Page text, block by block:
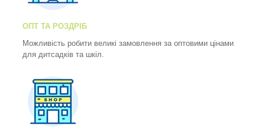
ОПТ ТА РОЗДРІБ
Можливість робити великі замовлення за оптовими цінами
для дитсадків та шкіл.